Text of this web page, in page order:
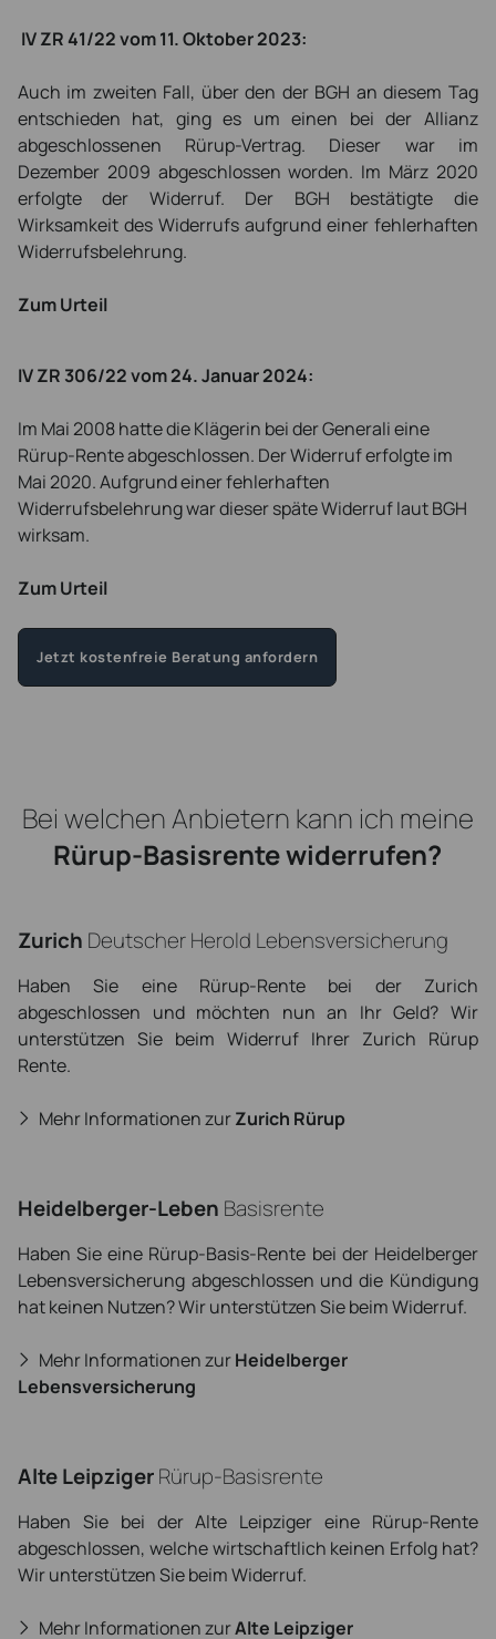
IV ZR 41/22 vom 11. Oktober 2023:
Auch im zweiten Fall, über den der BGH an diesem Tag
entschieden hat, ging es um einen bei der Allianz
abgeschlossenen Rürup-Vertrag. Dieser war im
Dezember 2009 abgeschlossen worden. Im März 2020
erfolgte der Widerruf. Der BGH bestätigte die
Wirksamkeit des Widerrufs aufgrund einer fehlerhaften
Widerrufsbelehrung.
Zum Urteil
IV ZR 306/22 vom 24. Januar 2024:
Im Mai 2008 hatte die Klägerin bei der Generali eine
Rürup-Rente abgeschlossen. Der Widerruf erfolgte im
Mai 2020. Aufgrund einer fehlerhaften
Widerrufsbelehrung war dieser späte Widerruf laut BGH
wirksam.
Zum Urteil
Jetzt kostenfreie Beratung anfordern
Bei welchen Anbietern kann ich meine
Rürup-Basisrente widerrufen?
Zurich Deutscher Herold Lebensversicherung
Haben Sie eine Rürup-Rente bei der Zurich
abgeschlossen und möchten nun an Ihr Geld? Wir
unterstützen Sie beim Widerruf Ihrer Zurich Rürup
Rente.
Mehr Informationen zurZurich Rürup
Heidelberger-Leben Basisrente
Haben Sie eine Rürup-Basis-Rente bei der Heidelberger
Lebensversicherung abgeschlossen und die Kündigung
hat keinen Nutzen? Wir unterstützen Sie beim Widerruf.
Mehr Informationen zurHeidelberger
Lebensversicherung
Alte LeipzigerRürup-Basisrente
Haben Sie bei der Alte Leipziger eine Rürup-Rente
abgeschlossen, welche wirtschaftlich keinen Erfolg hat?
Wir unterstützen Sie beim Widerruf.
Mehr Informationen zurAlte Leipziger